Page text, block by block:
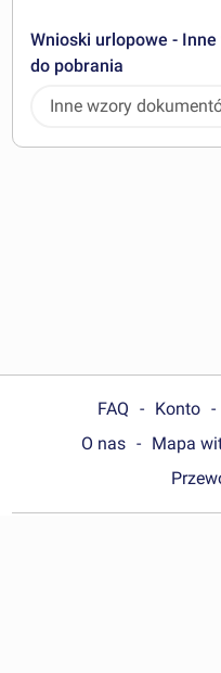
Wnioski urlopowe -
do pobrania
Inne wzory
FAQ Konto
O nas
Mapa